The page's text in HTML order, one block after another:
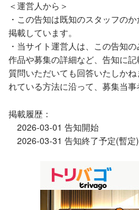
＜運営人から＞
・この告知は既知のスタッフの
掲載しています。
・当サイト運営人は、この告知
作品や募集の詳細など、告知に
質問いただいても回答いたしか
れている方法に沿って、募集当事
掲載履歴：
2026-03-01 告知開始
2026-03-31 告知終了予定(暫定)